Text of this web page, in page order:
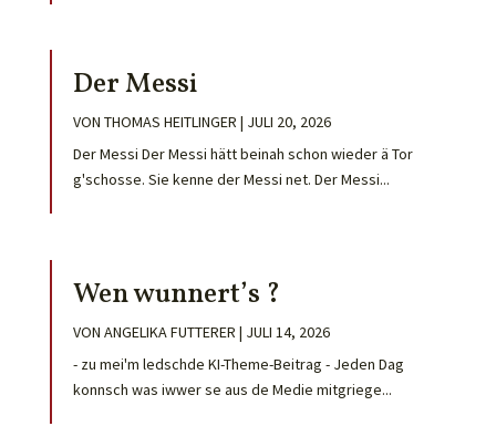
Der Messi
VON THOMAS HEITLINGER | JULI 20, 2026
Der Messi Der Messi hätt beinah schon wieder ä Tor
g'schosse. Sie kenne der Messi net. Der Messi...
Wen wunnert’s ?
VON ANGELIKA FUTTERER | JULI 14, 2026
- zu mei'm ledschde KI-Theme-Beitrag - Jeden Dag
konnsch was iwwer se aus de Medie mitgriege...